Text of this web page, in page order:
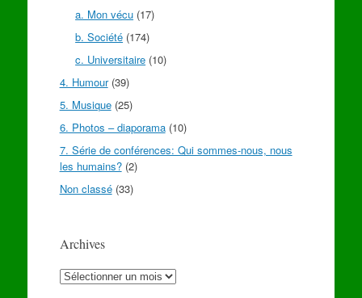
a. Mon vécu (17)
b. Société (174)
c. Universitaire (10)
4. Humour(39)
5. Musique(25)
6. Photos – diaporama(10)
7. Série de conférences: Qui sommes-nous, nous
les humains?(2)
Non classé(33)
Archives
Archives